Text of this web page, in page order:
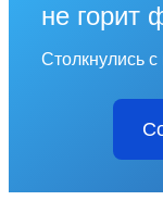
не горит
Столкнулись